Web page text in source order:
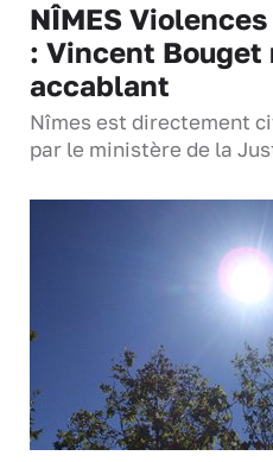
NÎMES
: Vincent Bouget
accablant
Nîmes est directement
par le ministère de la